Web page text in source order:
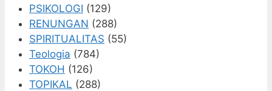
PSIKOLOGI (129)
RENUNGAN (288)
SPIRITUALITAS (55)
Teologia (784)
TOKOH (126)
TOPIKAL (288)